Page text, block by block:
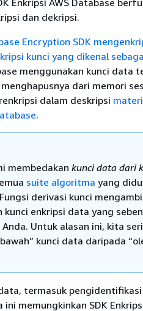
dan dekripsi.
Encryption SDK
kunci yang dikenal
menggunakan kunci data
dari memori
dalam deskripsi materi
.
membedakan kunci data dari
suite algoritma yang
derivasi kunci
enkripsi data yang
Untuk alasan ini, kita
kunci data daripada
termasuk pengidentifikasi
memungkinkan SDK